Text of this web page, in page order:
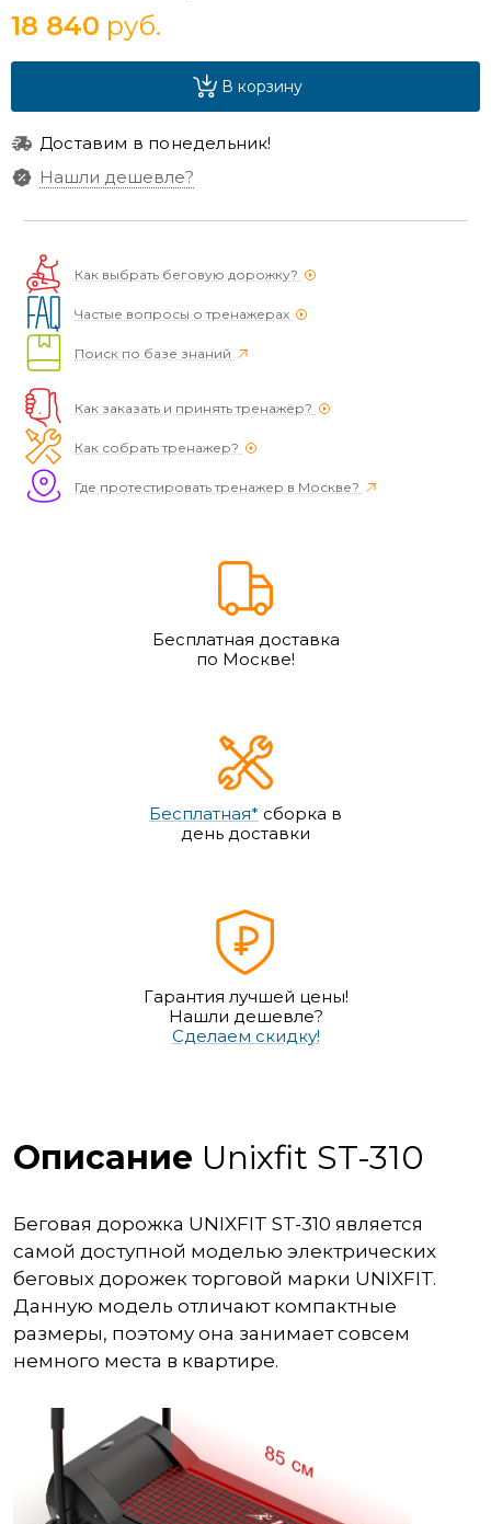
18 840 руб.
В корзину
Доставим в понедельник!
Нашли дешевле?
Как выбрать беговую дорожку?
Частые вопросы о тренажерах
Поиск по базе знаний
Как заказать и принять тренажёр?
Как собрать тренажер?
Где протестировать тренажер в Москве?
Бесплатная доставка
по Москве!
Бесплатная* сборка в
день доставки
Гарантия лучшей цены!
Нашли дешевле?
Сделаем скидку!
Описание Unixfit ST-310
Беговая дорожка UNIXFIT ST-310 является
самой доступной моделью электрических
беговых дорожек торговой марки UNIXFIT.
Данную модель отличают компактные
размеры, поэтому она занимает совсем
немного места в квартире.